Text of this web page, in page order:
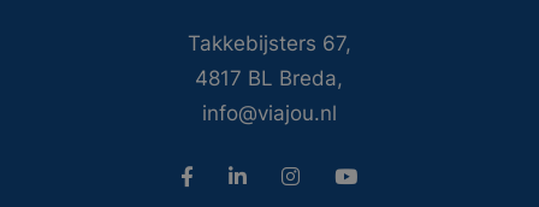
Takkebijsters 67,
4817 BL Breda,
info@viajou.nl